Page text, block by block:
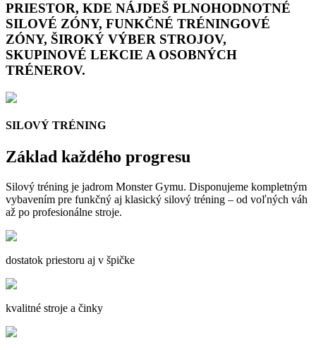
PRIESTOR, KDE NÁJDEŠ PLNOHODNOTNÉ
SILOVÉ ZÓNY, FUNKČNÉ TRÉNINGOVÉ
ZÓNY, ŠIROKÝ VÝBER STROJOV,
SKUPINOVÉ LEKCIE A OSOBNÝCH
TRÉNEROV.
SILOVÝ TRÉNING
Základ každého progresu
Silový tréning je jadrom Monster Gymu. Disponujeme kompletným
vybavením pre funkčný aj klasický silový tréning – od voľných váh
až po profesionálne stroje.
dostatok priestoru aj v špičke
kvalitné stroje a činky